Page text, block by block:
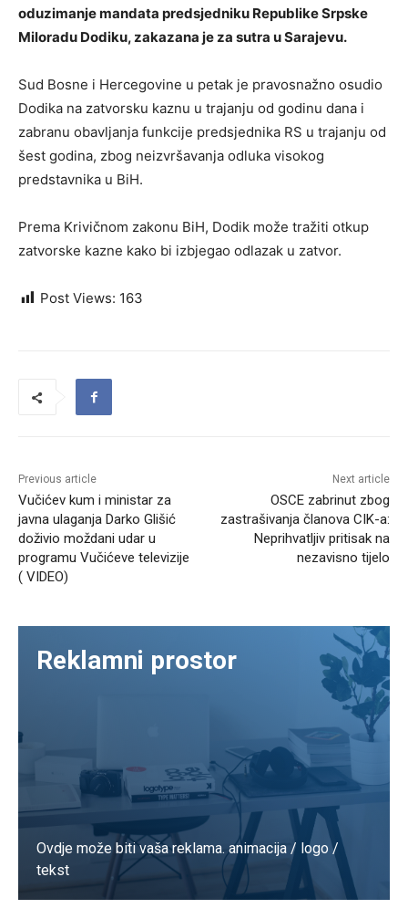
oduzimanje mandata predsjedniku Republike Srpske
Miloradu Dodiku, zakazana je za sutra u Sarajevu.
Sud Bosne i Hercegovine u petak je pravosnažno osudio
Dodika na zatvorsku kaznu u trajanju od godinu dana i
zabranu obavljanja funkcije predsjednika RS u trajanju od
šest godina, zbog neizvršavanja odluka visokog
predstavnika u BiH.
Prema Krivičnom zakonu BiH, Dodik može tražiti otkup
zatvorske kazne kako bi izbjegao odlazak u zatvor.
Post Views: 163
Previous article
Vučićev kum i ministar za
javna ulaganja Darko Glišić
doživio moždani udar u
programu Vučićeve televizije
( VIDEO)
Next article
OSCE zabrinut zbog
zastrašivanja članova CIK-a:
Neprihvatljiv pritisak na
nezavisno tijelo
Reklamni prostor
Ovdje može biti vaša reklama. animacija / logo /
tekst